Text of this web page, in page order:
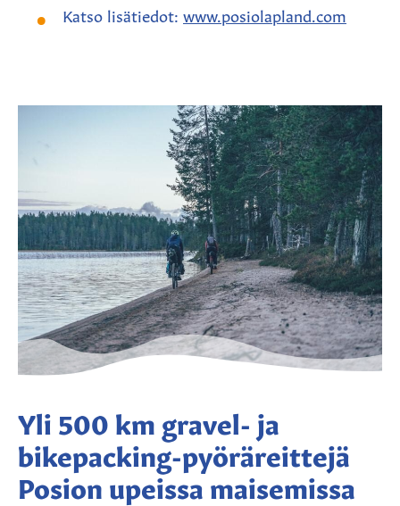
Katso lisätiedot: www.posiolapland.com
Yli 500 km gravel- ja
bikepacking-pyöräreittejä
Posion upeissa maisemissa